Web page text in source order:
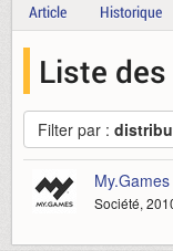
Article Historique
Liste
Filter par :
My.Games
Société,